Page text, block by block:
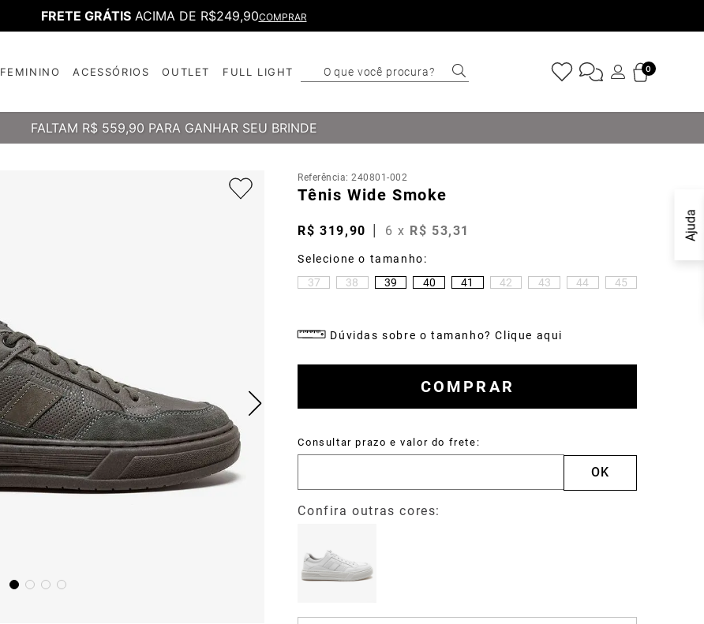
FRETE GRÁTISACIMA DE R$249,90COMPRAR
FEMININO ACESSÓRIOS OUTLET FULL LIGHT O que você procura?
TERMOS MAIS
Cinto
Mocassim
Bota
Tênis
0
FALTAM R$ 559,90 PARA GANHAR SEU BRINDE
Ajuda
Referência:240801-002
Tênis Wide Smoke
R$ 319,90 6 x R$ 53,31
37 38 39 40 41 42 43 44 45
Dúvidas sobre o tamanho? Clique aqui
COMPRAR